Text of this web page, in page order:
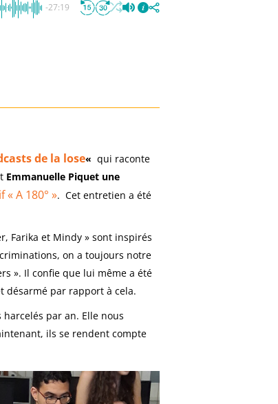
-27:19
de la lose« qui raconte
Emmanuelle Piquet une
« A 180° ». Cet entretien a été
Farika et Mindy » sont inspirés
on a toujours notre
». Il confie que lui même a été
désarmé par rapport à cela.
par an. Elle nous
ils se rendent compte